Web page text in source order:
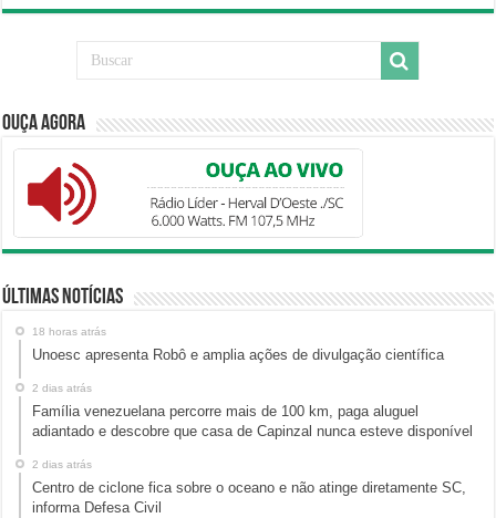
Ouça Agora
Últimas Notícias
18 horas atrás
Unoesc apresenta Robô e amplia ações de divulgação científica
2 dias atrás
Família venezuelana percorre mais de 100 km, paga aluguel
adiantado e descobre que casa de Capinzal nunca esteve disponível
2 dias atrás
Centro de ciclone fica sobre o oceano e não atinge diretamente SC,
informa Defesa Civil